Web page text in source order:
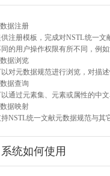
据注册
注册模板，完成对NSTL统一
的用户操作权限有所不同，例
据浏览
对元数据规范进行浏览，对描
据查询
通过元素集、元素或属性的中
据映射
NSTL统一文献元数据规范与其
统如何使用